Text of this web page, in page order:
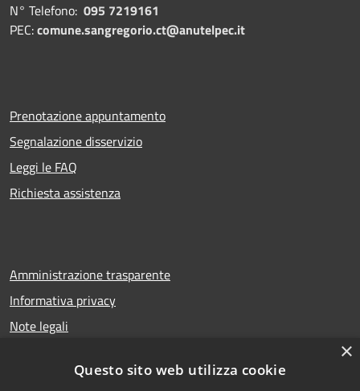
N° Telefono: 095 7219161
PEC:comune.sangregorio.ct@anutelpec.it
Prenotazione appuntamento
Segnalazione disservizio
Leggi le FAQ
Richiesta assistenza
Amministrazione trasparente
Informativa privacy
Note legali
×
Questo sito web utilizza cookie